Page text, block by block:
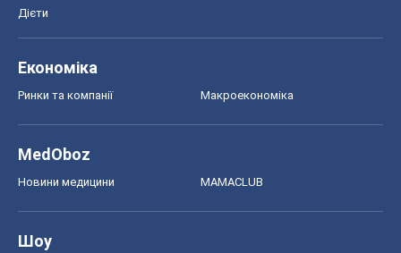
Дієти
Економіка
Ринки та компанії Макроекономіка
MedOboz
Новини медицини MAMACLUB
Шоу